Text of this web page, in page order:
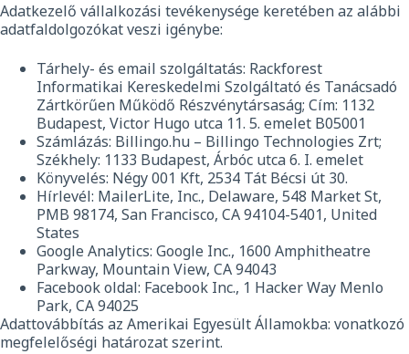
Adatkezelő vállalkozási tevékenysége keretében az alábbi
adatfaldolgozókat veszi igénybe:
Tárhely- és email szolgáltatás: Rackforest
Informatikai Kereskedelmi Szolgáltató és Tanácsadó
Zártkörűen Működő Részvénytársaság; Cím: 1132
Budapest, Victor Hugo utca 11. 5. emelet B05001
Számlázás: Billingo.hu – Billingo Technologies Zrt;
Székhely: 1133 Budapest, Árbóc utca 6. I. emelet
Könyvelés: Négy 001 Kft, 2534 Tát Bécsi út 30.
Hírlevél: MailerLite, Inc., Delaware, 548 Market St,
PMB 98174, San Francisco, CA 94104-5401, United
States
Google Analytics: Google Inc., 1600 Amphitheatre
Parkway, Mountain View, CA 94043
Facebook oldal: Facebook Inc., 1 Hacker Way Menlo
Park, CA 94025
Adattovábbítás az Amerikai Egyesült Államokba: vonatkozó
megfelelőségi határozat szerint.